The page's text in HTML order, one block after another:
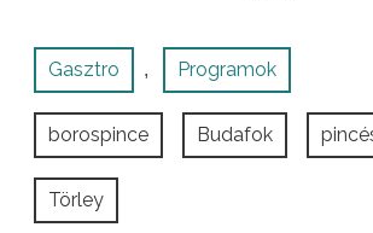
Gasztro , Programok
borospince Budafok
Törley